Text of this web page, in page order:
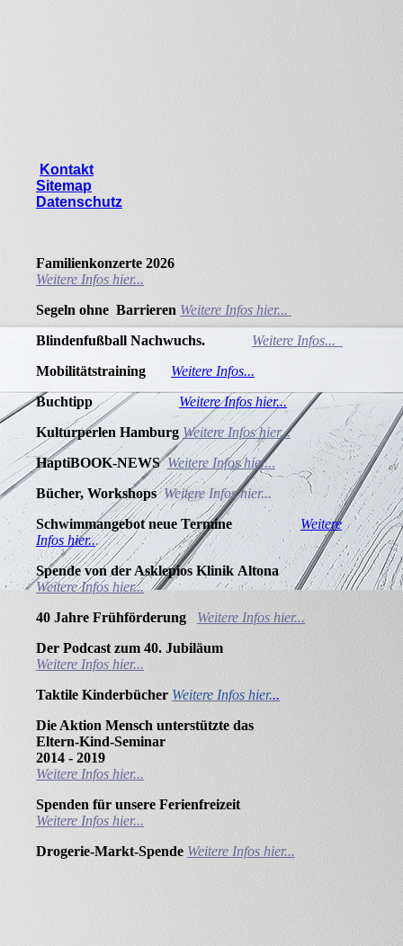
Kontakt
Sitemap
Datenschutz
Familienkonzerte 2026
Weitere Infos hier...
Segeln ohne Barrieren Weitere Infos hier...
Blindenfußball Nachwuchs. Weitere Infos...
Mobilitätstraining Weitere Infos...
Buchtipp
Weitere Infos hier...
Kulturperlen Hamburg Weitere Infos hier...
HaptiBOOK-NEWS Weitere Infos hier...
Bücher, Workshops Weitere Infos hier...
Schwimmangebot neue Termine Weitere
Infos hier...
Spende von der Asklepios Klinik Altona
Weitere Infos hier...
40 Jahre Frühförderung Weitere Infos hier...
Der Podcast zum 40. Jubiläum
Weitere Infos hier...
Taktile Kinderbücher Weitere Infos hier...
Die Aktion Mensch unterstützte das
Eltern-Kind-Seminar
2014 - 2019
Weitere Infos hier...
Spenden für unsere Ferienfreizeit
Weitere Infos hier...
Drogerie-Markt-Spende Weitere Infos hier...